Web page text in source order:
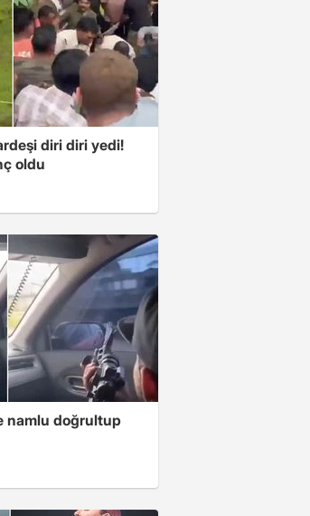
diri diri yedi!
oldu
namlu doğrultup